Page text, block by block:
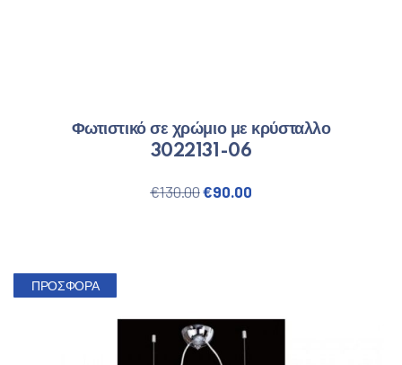
Φωτιστικό σε χρώμιο με κρύσταλλο
3022131-06
€130.00Original price was: €130.00.
€90.00
ΠΡΟΣΦΟΡΆ